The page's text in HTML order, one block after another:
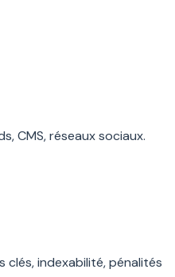
CMS, réseaux sociaux.
indexabilité, pénalités